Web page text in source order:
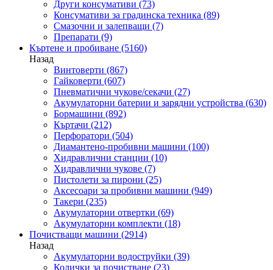
Други консумативи (73)
Консумативи за градинска техника (89)
Смазочни и залепващи (7)
Препарати (9)
Къртене и пробиване (5160)
Назад
Винтоверти (867)
Гайковерти (607)
Пневматични чукове/секачи (27)
Акумулаторни батерии и зарядни устройства (630)
Бормашини (892)
Къртачи (212)
Перфоратори (504)
Диамантено-пробивни машини (100)
Хидравлични станции (10)
Хидравлични чукове (7)
Пистолети за пирони (25)
Аксесоари за пробивни машини (949)
Такери (235)
Акумулаторни отвертки (69)
Акумулаторни комплекти (18)
Почистващи машини (2914)
Назад
Акумулаторни водоструйки (39)
Колички за почистване (23)